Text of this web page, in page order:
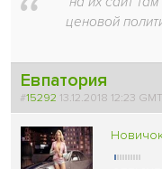
ценовой
Евпатория
#15292 13.12.2018 12:23 GMT